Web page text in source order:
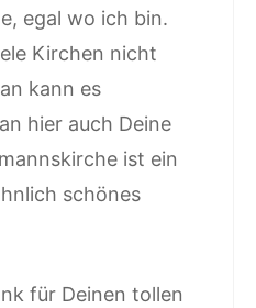
egal wo ich bin.
Kirchen nicht
kann es
hier auch Deine
ist ein
schönes
für Deinen tollen